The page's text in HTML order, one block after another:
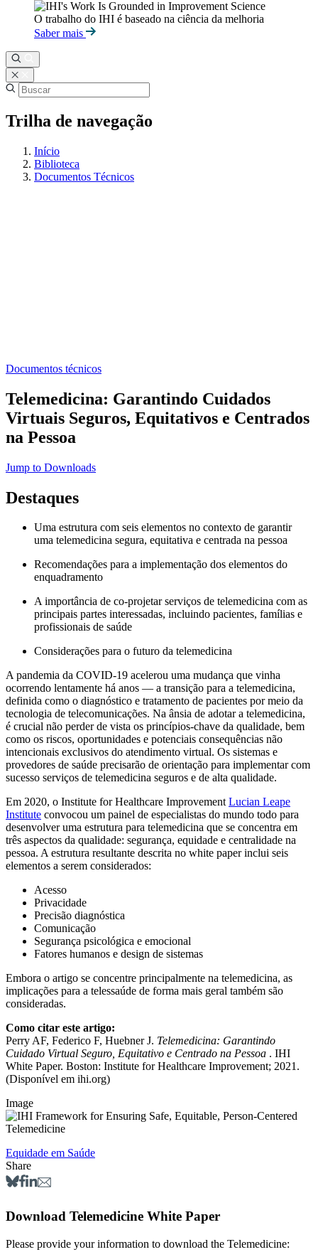
O trabalho do IHI é baseado na ciência da melhoria
Saber mais
Trilha de navegação
Início
Biblioteca
Documentos Técnicos
Documentos técnicos
Telemedicina: Garantindo Cuidados
Virtuais Seguros, Equitativos e Centrados
na Pessoa
Jump to Downloads
Destaques
Uma estrutura com seis elementos no contexto de garantir
uma telemedicina segura, equitativa e centrada na pessoa
Recomendações para a implementação dos elementos do
enquadramento
A importância de co-projetar serviços de telemedicina com as
principais partes interessadas, incluindo pacientes, famílias e
profissionais de saúde
Considerações para o futuro da telemedicina
A pandemia da COVID-19 acelerou uma mudança que vinha
ocorrendo lentamente há anos — a transição para a telemedicina,
definida como o diagnóstico e tratamento de pacientes por meio da
tecnologia de telecomunicações. Na ânsia de adotar a telemedicina,
é crucial não perder de vista os princípios-chave da qualidade, bem
como os riscos, oportunidades e potenciais consequências não
intencionais exclusivos do atendimento virtual. Os sistemas e
provedores de saúde precisarão de orientação para implementar com
sucesso serviços de telemedicina seguros e de alta qualidade.
Em 2020, o Institute for Healthcare ImprovementLucian Leape
Institute convocou um painel de especialistas do mundo todo para
desenvolver uma estrutura para telemedicina que se concentra em
três aspectos da qualidade: segurança, equidade e centralidade na
pessoa. A estrutura resultante descrita no white paper inclui seis
elementos a serem considerados:
Acesso
Privacidade
Precisão diagnóstica
Comunicação
Segurança psicológica e emocional
Fatores humanos e design de sistemas
Embora o artigo se concentre principalmente na telemedicina, as
implicações para a telessaúde de forma mais geral também são
consideradas.
Como citar este artigo:
Perry AF, Federico F, Huebner J. Telemedicina: Garantindo
Cuidado Virtual Seguro, Equitativo e Centrado na Pessoa . IHI
White Paper. Boston: Institute for Healthcare Improvement; 2021.
(Disponível em ihi.org)
Image
Equidade em Saúde
Share
Download Telemedicine White Paper
Please provide your information to download the Telemedicine: